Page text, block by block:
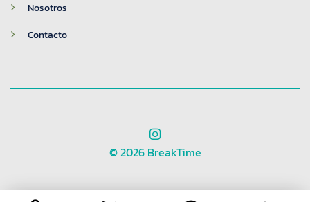
Nosotros
Contacto
© 2026 BreakTime